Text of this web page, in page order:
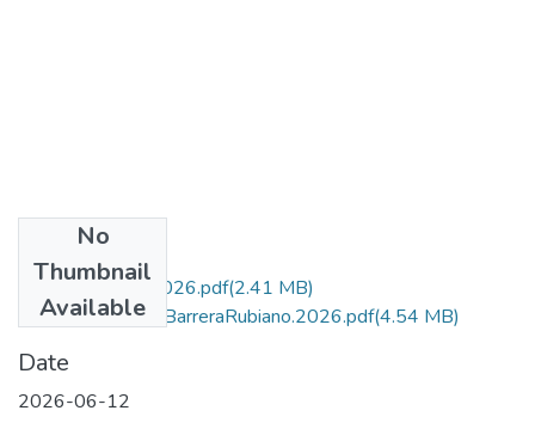
No
Thumbnail
Available
BarreraRubiano.2026.pdf(2.41 MB)
CartaAutorizaciónBarreraRubiano.2026.pdf(4.54 MB)
Date
2026-06-12